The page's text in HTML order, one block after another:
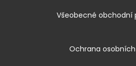
Všeobecné obchodní
Ochrana